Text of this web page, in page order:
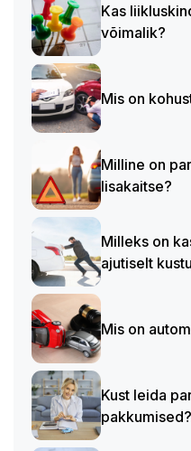
Kas
võimalik?
Mis on
Milline on
lisakaitse?
Milleks on
ajutiselt
Mis on
Kust leida
pakkumised?